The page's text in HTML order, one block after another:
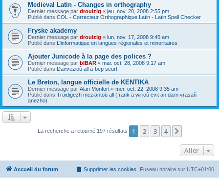
Medieval Latin - Changes in orthography
Dernier message par drouizig « jeu. nov. 20, 2008 2:55 pm
Publié dans COL - Correcteur Orthographique Latin - Latin Spell Checker
Fryske akademy
Dernier message par drouizig « lun. nov. 17, 2008 9:45 am
Publié dans L'informatique en langues régionales et minoritaires
Ajouter Junicode à la page des polices ?
Dernier message par bIBAR « mar. oct. 28, 2008 9:17 am
Publié dans Danvezioù all a-bep seurt
Le Breton, langue officielle de KENTIKA
Dernier message par Alan Monfort « mer. oct. 22, 2008 9:35 am
Publié dans Troidigezh meziantoù all (frank a wirioù evit an darn vrasañ
anezho)
La recherche a retourné 197 résultats 1 2 3 4
Aller
Accueil du forum Fuseau horaire sur UTC+01:00
Supprimer les cookies